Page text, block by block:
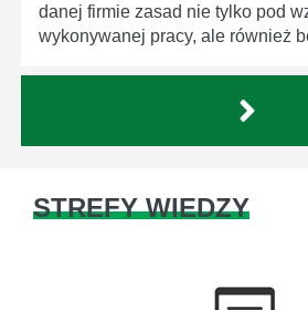
danej firmie zasad nie tylko pod
wykonywanej pracy, ale również
STREFY WIEDZY